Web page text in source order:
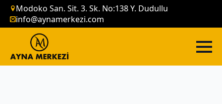
Modoko San. Sit. 3. Sk. No:138 Y. Dudullu
info@aynamerkezi.com